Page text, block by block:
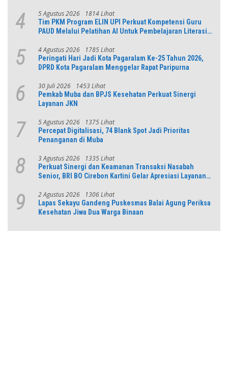
4 5 Agustus 2026 1814 Lihat
Tim PKM Program ELIN UPI Perkuat Kompetensi Guru
PAUD Melalui Pelatihan AI Untuk Pembelajaran Literasi
5 4 Agustus 2026 1785 Lihat
Peringati Hari Jadi Kota Pagaralam Ke-25 Tahun 2026,
DPRD Kota Pagaralam Menggelar Rapat Paripurna
6 30 Juli 2026 1453 Lihat
Pemkab Muba dan BPJS Kesehatan Perkuat Sinergi
Layanan JKN
7 5 Agustus 2026 1375 Lihat
Percepat Digitalisasi, 74 Blank Spot Jadi Prioritas
Penanganan di Muba
8 3 Agustus 2026 1335 Lihat
Perkuat Sinergi dan Keamanan Transaksi Nasabah
Senior, BRI BO Cirebon Kartini Gelar Apresiasi Layanan
9 2 Agustus 2026 1306 Lihat
Lapas Sekayu Gandeng Puskesmas Balai Agung Periksa
Kesehatan Jiwa Dua Warga Binaan